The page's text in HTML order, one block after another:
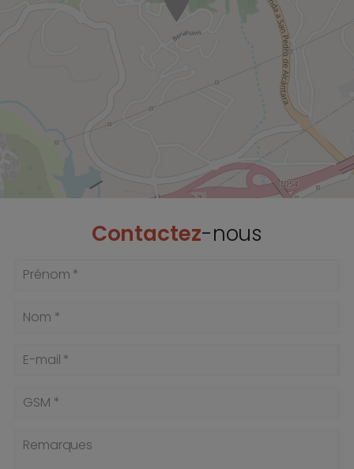
Contactez-nous
Prénom *
Nom *
E-mail *
GSM *
Remarques